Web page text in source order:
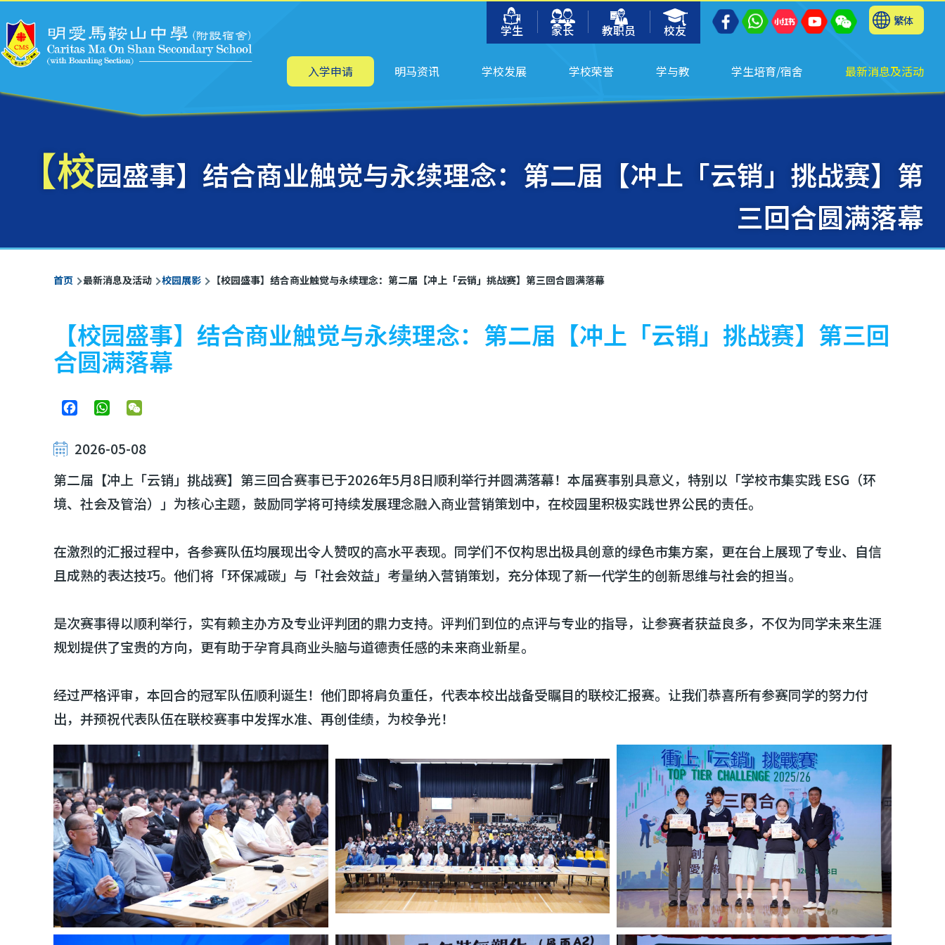
学生
家长 教职员 校友
繁体
主
航 入学申请 明马资讯 学校发展 学校荣誉 学与教 学生培育/宿舍 最新消息及活动
【校园盛事】结合商业触觉与永续理念：第二届【冲上「云销」挑战赛】第
三回合圆满落幕
面
包
屑
首页 最新消息及活动 校园展影 【校园盛事】结合商业触觉与永续理念：第二届【冲上「云销」挑战赛】第三回合圆满落幕
【校园盛事】结合商业触觉与永续理念：第二届【冲上「云销」挑战赛】第三回
合圆满落幕
FacebookWhatsApp
2026-05-08
第二届【冲上「云销」挑战赛】第三回合赛事已于2026年5月8日顺利举行并圆满落幕！本届赛事别具意义，特别以「学校市集实践 ESG（环
境、社会及管治）」为核心主题，鼓励同学将可持续发展理念融入商业营销策划中，在校园里积极实践世界公民的责任。
在激烈的汇报过程中，各参赛队伍均展现出令人赞叹的高水平表现。同学们不仅构思出极具创意的绿色市集方案，更在台上展现了专业、自信
且成熟的表达技巧。他们将「环保减碳」与「社会效益」考量纳入营销策划，充分体现了新一代学生的创新思维与社会的担当。
是次赛事得以顺利举行，实有赖主办方及专业评判团的鼎力支持。评判们到位的点评与专业的指导，让参赛者获益良多，不仅为同学未来生涯
规划提供了宝贵的方向，更有助于孕育具商业头脑与道德责任感的未来商业新星。
经过严格评审，本回合的冠军队伍顺利诞生！他们即将肩负重任，代表本校出战备受瞩目的联校汇报赛。让我们恭喜所有参赛同学的努力付
出，并预祝代表队伍在联校赛事中发挥水准、再创佳绩，为校争光！